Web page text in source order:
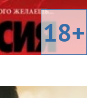
18+